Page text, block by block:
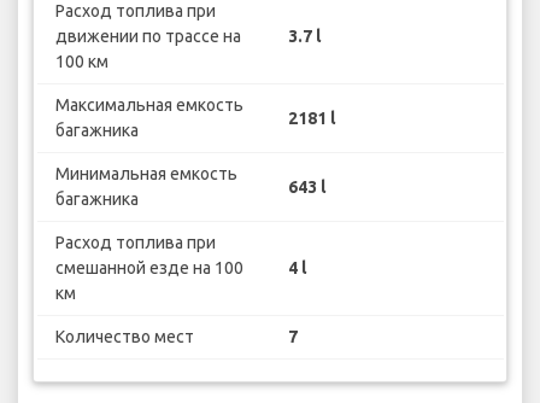
Расход топлива при
движении по трассе на
100 км
3.7 l
Максимальная емкость
багажника
2181 l
Минимальная емкость
багажника
643 l
Расход топлива при
смешанной езде на 100
км
4 l
Количество мест 7